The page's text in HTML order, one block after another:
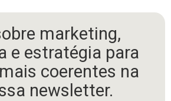
marketing,
e estratégia para
coerentes na
newsletter.